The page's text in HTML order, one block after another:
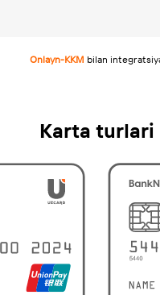
Onlayn-KKM bilan
Karta turlari